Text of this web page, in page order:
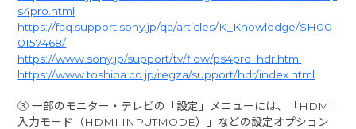
s4pro.html
https://faq.support.sony.jp/qa/articles/K_Knowledge/SH00
0157468/
https://www.sony.jp/support/tv/flow/ps4pro_hdr.html
https://www.toshiba.co.jp/regza/support/hdr/index.html
③ 一部のモニター・テレビの「設定」メニューには、「HDMI
入力モード（HDMI INPUTMODE）」などの設定オプション